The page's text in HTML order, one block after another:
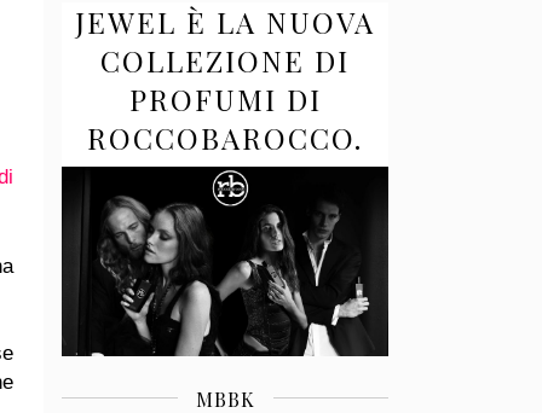
JEWEL È LA NUOVA
COLLEZIONE DI
PROFUMI DI
ROCCOBAROCCO.
MBBK